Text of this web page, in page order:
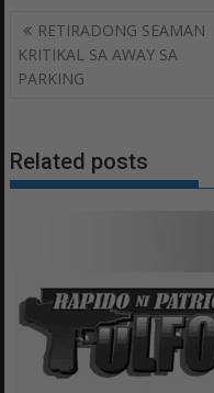
Post
navigation
RETIRADONG SEAMAN
KRITIKAL SA AWAY SA
PARKING
Related posts